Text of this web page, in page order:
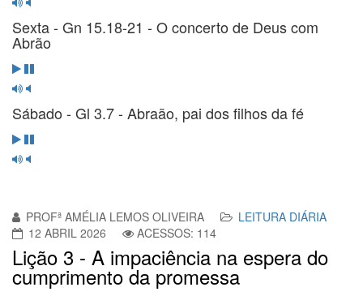
Sexta - Gn 15.18-21 - O concerto de Deus com
Abrão
Sábado - Gl 3.7 - Abraão, pai dos filhos da fé
PROFª AMÉLIA LEMOS OLIVEIRA
LEITURA DIÁRIA
12 ABRIL 2026
ACESSOS: 114
Lição 3 - A impaciência na espera do
cumprimento da promessa